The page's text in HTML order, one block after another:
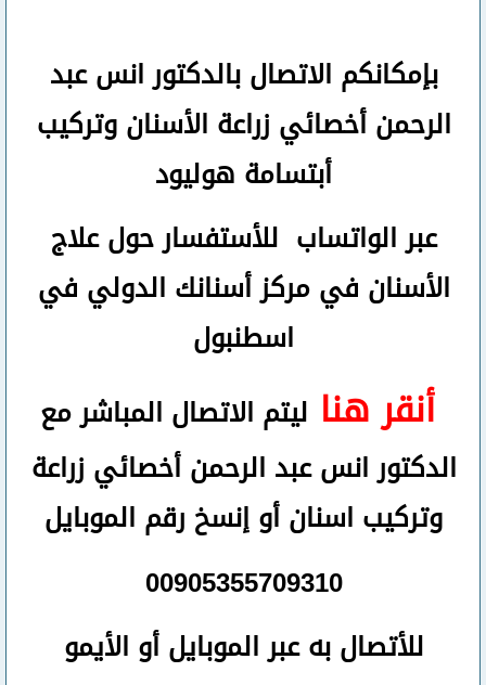
بإمكانكم الاتصال بالدكتور انس عبد
الرحمنأخصائي زراعة الأسنان وتركيب
أبتسامة هوليود
عبر الواتساب للأستفسار حول علاج
الأسنان في مركز أسنانك الدولي في
اسطنبول
أنقر هنا ليتم الاتصال المباشر مع
الدكتور انس عبد الرحمن أخصائي زراعة
وتركيب اسنانأوإنسخ رقم الموبايل
00905355709310
للأتصالبه عبر الموبايل أو الأيمو